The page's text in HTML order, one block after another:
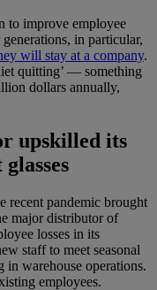
to improve employee
in particular,
will stay at a company.
quitting’ — something
dollars annually,
upskilled its
recent pandemic brought
major distributor of
losses in its
staff to meet seasonal
in warehouse operations.
employees.